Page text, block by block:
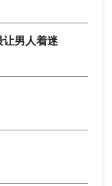
让男人着迷